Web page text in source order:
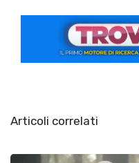
Articoli correlati